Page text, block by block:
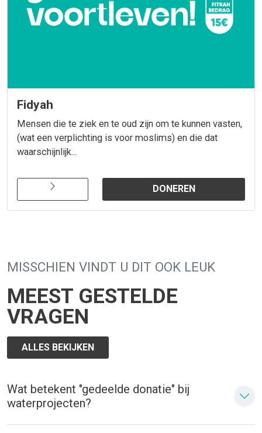
Fidyah
Mensen die te ziek en te oud zijn om te kunnen vasten,
(wat een verplichting is voor moslims) en die dat
waarschijnlijk...
DONEREN
MISSCHIEN VINDT U DIT OOK LEUK
MEEST GESTELDE
VRAGEN
ALLES BEKIJKEN
Wat betekent "gedeelde donatie" bij
waterprojecten?